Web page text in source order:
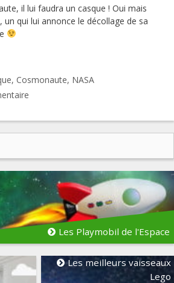
il lui faudra un casque ! Oui mais
un qui lui annonce le décollage de sa
, Cosmonaute, NASA
Les Playmobil de l'Espace
Les meilleurs vaisseaux
Lego